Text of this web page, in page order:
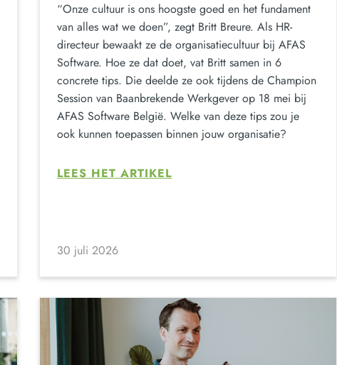
“Onze cultuur is ons hoogste goed en het fundament
van alles wat we doen”, zegt Britt Breure. Als HR-
directeur bewaakt ze de organisatiecultuur bij AFAS
Software. Hoe ze dat doet, vat Britt samen in 6
concrete tips. Die deelde ze ook tijdens de Champion
Session van Baanbrekende Werkgever op 18 mei bij
AFAS Software België. Welke van deze tips zou je
ook kunnen toepassen binnen jouw organisatie?
LEES HET ARTIKEL
30 juli 2026